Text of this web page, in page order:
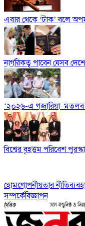
এবার থেকে ‘টাক’ বলে
নাগরিকত্ব পাবেন যেসব
‘২০২৬-এ গজারিয়া–মতলব
বিশ্বের বৃহত্তম পরিবেশ
হোমগোপনীয়তার নীতি
সম্পর্কেবিজ্ঞাপন